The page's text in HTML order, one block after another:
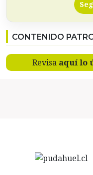
CONTENIDO
Revisa aquí lo